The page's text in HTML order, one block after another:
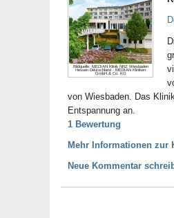
Bildquelle: MEDIAN Klinik NRZ Wiesbaden
Hessen Deutschland - MEDIAN Kliniken
GmbH & Co. KG
von Wiesbaden. Das
Entspannung an.
1 Bewertung
Mehr Informationen zur
Neue Kommentar